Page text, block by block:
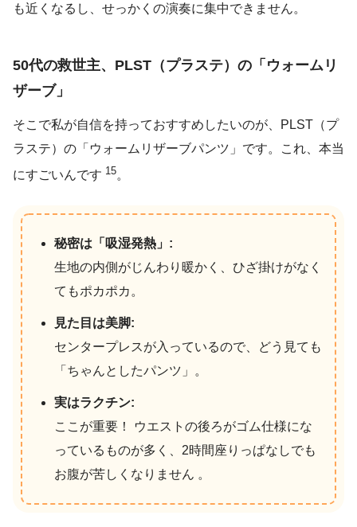
も近くなるし、せっかくの演奏に集中できません。
50代の救世主、PLST（プラステ）の「ウォームリ
ザーブ」
そこで私が自信を持っておすすめしたいのが、PLST（プ
ラステ）の「ウォームリザーブパンツ」です。これ、本当
にすごいんです 15。
秘密は「吸湿発熱」:
生地の内側がじんわり暖かく、ひざ掛けがなく
てもポカポカ。
見た目は美脚:
センタープレスが入っているので、どう見ても
「ちゃんとしたパンツ」。
実はラクチン:
ここが重要！ ウエストの後ろがゴム仕様にな
っているものが多く、2時間座りっぱなしでも
お腹が苦しくなりません 。